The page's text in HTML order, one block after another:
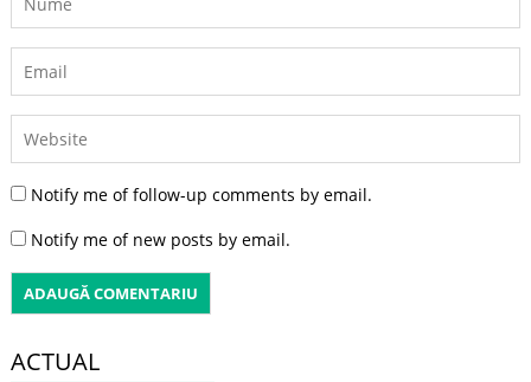
Notify me of follow-up comments by email.
Notify me of new posts by email.
ACTUAL